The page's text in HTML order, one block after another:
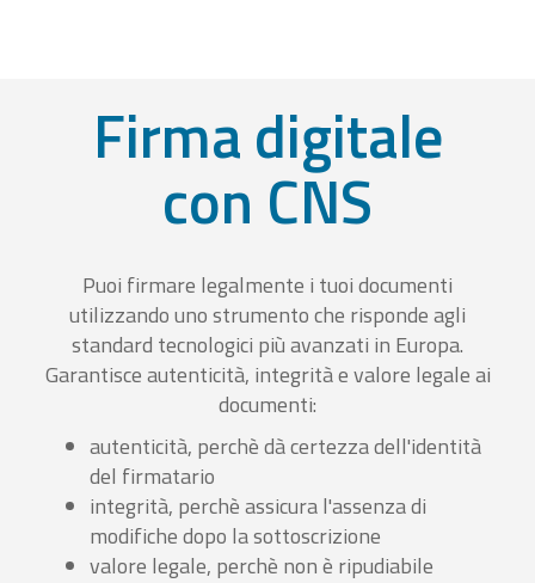
Firma digitale
con CNS
Puoi firmare legalmente i tuoi documenti
utilizzando uno strumento che risponde agli
standard tecnologici più avanzati in Europa.
Garantisce autenticità, integrità e valore legale ai
documenti:
autenticità, perchè dà certezza dell'identità
del firmatario
integrità, perchè assicura l'assenza di
modifiche dopo la sottoscrizione
valore legale, perchè non è ripudiabile